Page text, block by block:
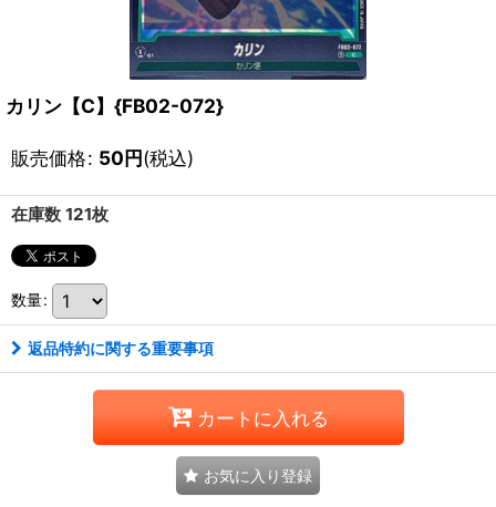
カリン【C】{FB02-072}
販売価格: 50円(税込)
在庫数 121枚
数量:
返品特約に関する重要事項
カートに入れる
お気に入り登録